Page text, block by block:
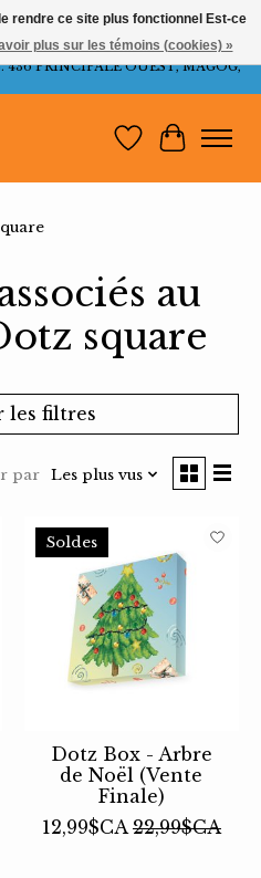
ET ONTARIO POUR LES
PRINCIPALE OUEST, MAGOG,
Liste dePanier
au
square
les filtres
par Les plus vus
Soldes
Dotz Box - Arbre
de Noël (Vente
Finale)
12,99$CA 22,99$CA
rendre ce site plus fonctionnel Est-ce
plus sur les témoins (cookies) »